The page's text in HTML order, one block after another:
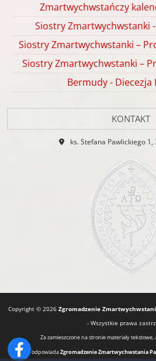
Zmartwychwstańczy
Siostry Zmartwychwstanki
Siostry Zmartwychwstanki –
Siostry Zmartwychwstanki –
Bermudy -
KONTAKT
ks. Stefana Pawlickiego
Copyright © 2026 Zgromadzenie
- Wszystkie prawa
Za zamieszczone na stronie materiały
odpowiadaZgromadzenie Zmartwychwstania